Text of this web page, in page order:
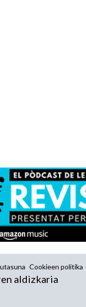
Cookieen politika
aldizkaria